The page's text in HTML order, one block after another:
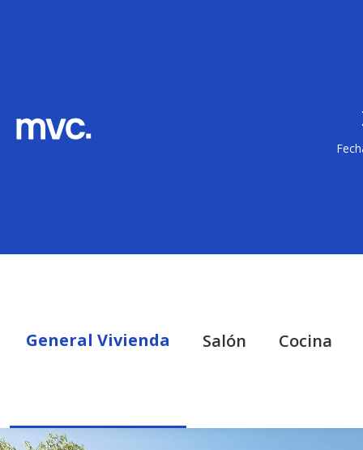
General Vivienda Salón Cocina